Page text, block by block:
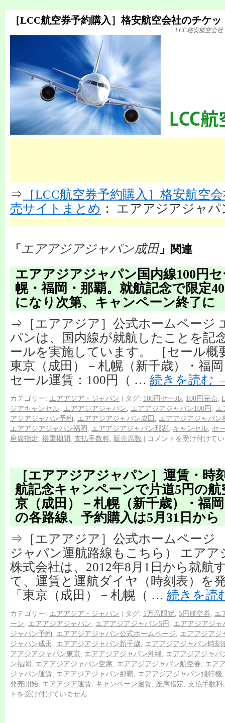
［LCC航空券予約購入］格安航空会社のチケ
LCC格安航空会
⇒ ［LCC航空券予約購入］格安航空
売サイトまとめ ： エアアジアジャパ
「 エアアジアジャパン成田 」関連
エアアジアジャパン国内線100円
幌・福岡・那覇。就航記念で限定
になり次第、キャンペーン終了に
⇒［エアアジア］公式ホームページ
パンは、国内線が就航したことを記
ールを実施しています。 ［セール概
東京（成田）－札幌（新千歳）・福
セール運賃：100円（ … 続きを読む
カテゴリー: エアアジア・ジャパン | タグ: 100円セール 100円完売
ジアキャンセル エアアジアジャパン エアアジアジャパン100円
エ
アジアジャパン予約
エアアジアジャパン成田
エアアジアジャパン
エアアジアジャパン福岡
エアアジアジャパン那覇 キャンセル セ
座席指定 搭乗期間 支払手数料 販売席数 | コメントを受け付けて
［エアアジアジャパン］運賃・時
航記念キャンペーンで片道5円の
京（成田）－札幌（新千歳）・福
の各路線、予約購入は5月31日から
⇒［エアアジア］公式ホームページ
ジャパン運航路線もこちら） エアア
株式会社は、2012年8月1日から就航
て、運賃と運航ダイヤ（時刻表）を
「東京（成田）－札幌（ … 続きを読
カテゴリー: エアアジア・ジャパン | タグ: 1万席限定 5円航空券
エ
ーン
エアアジアジャパン エアアジアジャパン5円
エアアジアジ
ジャパン予約
エアアジアジャパン公式ホームページ
エアアジアジ
ジャパン成田
エアアジアジャパン新千歳
エアアジアジャパン時刻
アアジアジャパン東京
エアアジアジャパン沖縄
エアアジアジャパ
ン福岡
エアアジアジャパン空席 エアアジアジャパン航空券
エア
ジャパン運賃
エアアジアジャパン那覇 エアアジアジャパン飛行機
発売開始 エアアジア運賃 キャンペーン運賃 座席指定 支払手数料
トを受け付けていません